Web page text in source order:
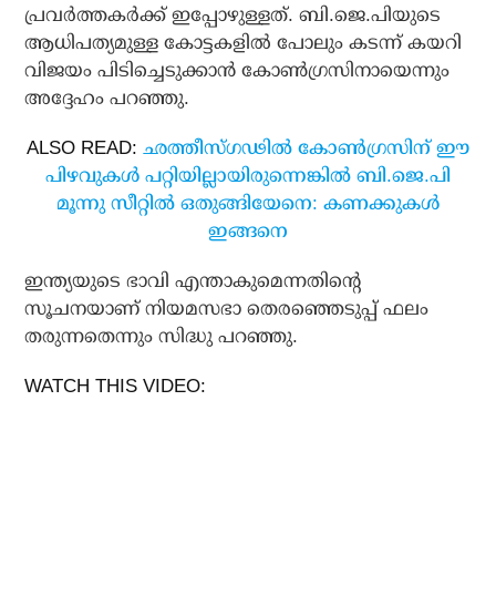
പ്രവര്‍ത്തകര്‍ക്ക് ഇപ്പോഴുള്ളത്. ബി.ജെ.പിയുടെ
ആധിപത്യമുള്ള കോട്ടകളില്‍ പോലും കടന്ന് കയറി
വിജയം പിടിച്ചെടുക്കാന്‍ കോണ്‍ഗ്രസിനായെന്നും
അദ്ദേഹം പറഞ്ഞു.
ALSO READ: ഛത്തീസ്ഗഢില്‍ കോണ്‍ഗ്രസിന് ഈ
പിഴവുകള്‍ പറ്റിയില്ലായിരുന്നെങ്കില്‍ ബി.ജെ.പി
മൂന്നു സീറ്റില്‍ ഒതുങ്ങിയേനെ: കണക്കുകള്‍
ഇങ്ങനെ
ഇന്ത്യയുടെ ഭാവി എന്താകുമെന്നതിന്റെ
സൂചനയാണ് നിയമസഭാ തെരഞ്ഞെടുപ്പ് ഫലം
തരുന്നതെന്നും സിദ്ധു പറഞ്ഞു.
WATCH THIS VIDEO: